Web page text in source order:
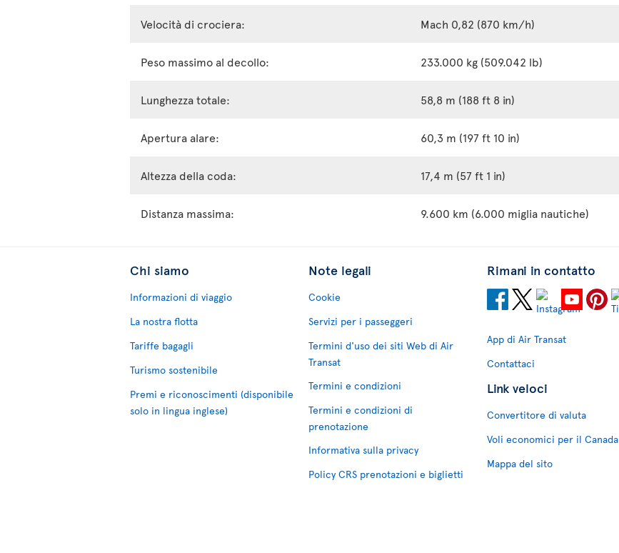
Velocità di crociera: Mach 0,82 (870 km/h)
Peso massimo al decollo: 233.000 kg (509.042 lb)
Lunghezza totale: 58,8 m (188 ft 8 in)
Apertura alare: 60,3 m (197 ft 10 in)
Altezza della coda: 17,4 m (57 ft 1 in)
Distanza massima: 9.600 km (6.000 miglia nautiche)
Chi siamo
Informazioni di viaggio
La nostra flotta
Tariffe bagagli
Turismo sostenibile
Premi e riconoscimenti (disponibile
solo in lingua inglese)
Note legali
Cookie
Servizi per i passeggeri
Termini d'uso dei siti Web di Air
Transat
Termini e condizioni
Termini e condizioni di
prenotazione
Informativa sulla privacy
Policy CRS prenotazioni e biglietti
Rimani in contatto
App di Air Transat
Contattaci
Link veloci
Convertitore di valuta
Voli economici per il Canada
Mappa del sito